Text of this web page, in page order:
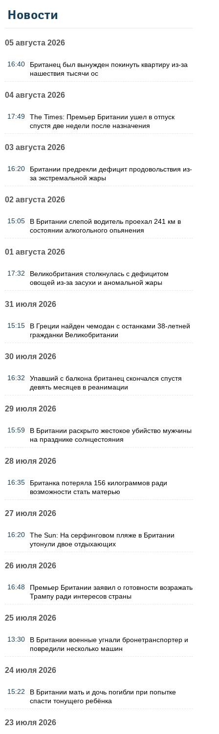
Новости
05 августа 2026
16:40
Британец был вынужден покинуть квартиру из-за
нашествия тысячи ос
04 августа 2026
17:49
The Times: Премьер Британии ушел в отпуск
спустя две недели после назначения
03 августа 2026
16:20
Британии предрекли дефицит продовольствия из-
за экстремальной жары
02 августа 2026
15:05
В Британии слепой водитель проехал 241 км в
состоянии алкогольного опьянения
01 августа 2026
17:32
Великобритания столкнулась с дефицитом
овощей из-за засухи и аномальной жары
31 июля 2026
15:15
В Греции найден чемодан с останками 38-летней
гражданки Великобритании
30 июля 2026
16:32
Упавший с балкона британец скончался спустя
девять месяцев в реанимации
29 июля 2026
15:59
В Британии раскрыто жестокое убийство мужчины
на празднике солнцестояния
28 июля 2026
16:35
Британка потеряла 156 килограммов ради
возможности стать матерью
27 июля 2026
16:20
The Sun: На серфинговом пляже в Британии
утонули двое отдыхающих
26 июля 2026
16:48
Премьер Британии заявил о готовности возражать
Трампу ради интересов страны
25 июля 2026
13:30
В Британии военные угнали бронетранспортер и
повредили несколько машин
24 июля 2026
15:22
В Британии мать и дочь погибли при попытке
спасти тонущего ребёнка
23 июля 2026